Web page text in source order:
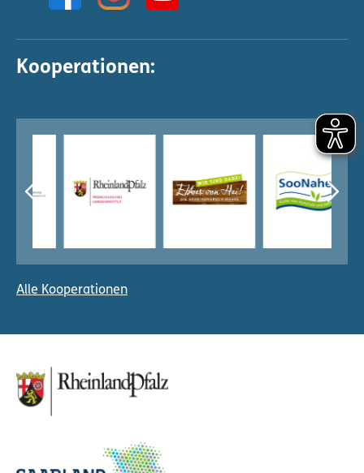
Kooperationen:
Alle Kooperationen